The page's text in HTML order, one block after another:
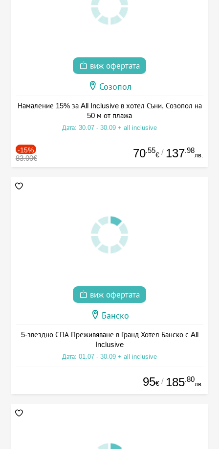
виж офертата
Созопол
Намаление 15% за All Inclusive в хотел Съни, Созопол на
50 м от плажа
Дата: 30.07 - 30.09 + all inclusive
-15%
83.00€ 70.55
€ / 137.98
лв.
виж офертата
Банско
5-звездно СПА Преживяване в Гранд Хотел Банско с All
Inclusive
Дата: 01.07 - 30.09 + all inclusive
95€ / 185.80
лв.